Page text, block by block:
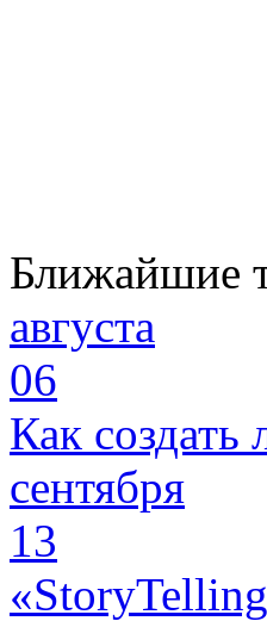
Ближайшие
августа
06
Как
сентября
13